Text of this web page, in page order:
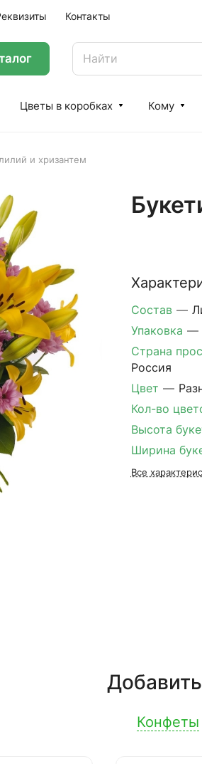
Контакты
Цветы в коробках Кому
и хризантем
Состав —
Упаковка —
Страна
Россия
Цвет —
Кол-во
Высота
Ширина
Все
Конфеты